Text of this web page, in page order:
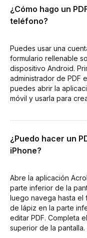
¿Cómo hago un
teléfono?
Puedes usar una
formulario rellenable
dispositivo Android.
administrador de PDF
puedes abrir la
móvil y usarla para
¿Puedo hacer un
iPhone?
Abre la aplicación
parte inferior de la
luego navega hasta el
de lápiz en la parte
editar PDF. Completa
superior de la pantalla.